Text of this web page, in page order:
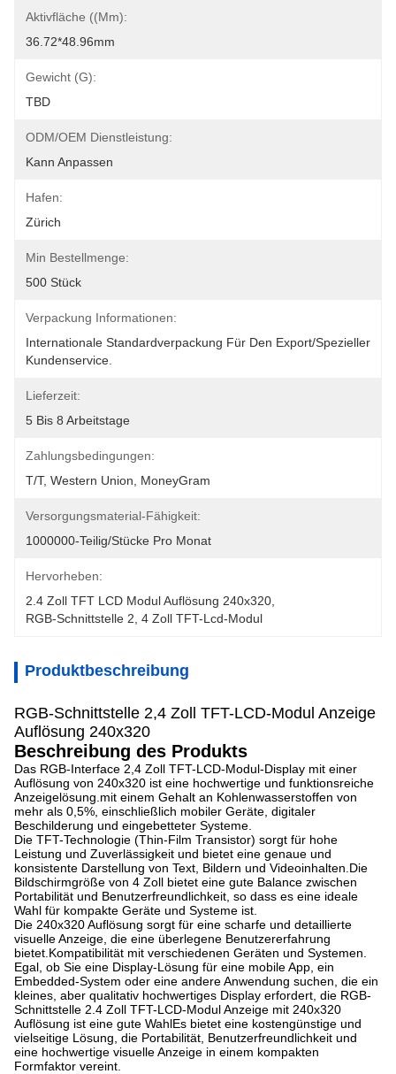
Aktivfläche ((mm):
36.72*48.96mm
Gewicht (G):
TBD
ODM/OEM Dienstleistung:
Kann Anpassen
Hafen:
Zürich
Min Bestellmenge:
500 Stück
Verpackung Informationen:
Internationale Standardverpackung Für Den Export/spezieller
Kundenservice.
Lieferzeit:
5 Bis 8 Arbeitstage
Zahlungsbedingungen:
T/T, Western Union, MoneyGram
Versorgungsmaterial-Fähigkeit:
1000000-Teilig/Stücke Pro Monat
Hervorheben:
2.4 Zoll TFT LCD Modul Auflösung 240x320
RGB-Schnittstelle 2 4 Zoll TFT-Lcd-Modul
Produktbeschreibung
RGB-Schnittstelle 2,4 Zoll TFT-LCD-Modul Anzeige
Auflösung 240x320
Beschreibung des Produkts
Das RGB-Interface 2,4 Zoll TFT-LCD-Modul-Display mit einer
Auflösung von 240x320 ist eine hochwertige und funktionsreiche
Anzeigelösung.mit einem Gehalt an Kohlenwasserstoffen von
mehr als 0,5%, einschließlich mobiler Geräte, digitaler
Beschilderung und eingebetteter Systeme.
Die TFT-Technologie (Thin-Film Transistor) sorgt für hohe
Leistung und Zuverlässigkeit und bietet eine genaue und
konsistente Darstellung von Text, Bildern und Videoinhalten.Die
Bildschirmgröße von 4 Zoll bietet eine gute Balance zwischen
Portabilität und Benutzerfreundlichkeit, so dass es eine ideale
Wahl für kompakte Geräte und Systeme ist.
Die 240x320 Auflösung sorgt für eine scharfe und detaillierte
visuelle Anzeige, die eine überlegene Benutzererfahrung
bietet.Kompatibilität mit verschiedenen Geräten und Systemen.
Egal, ob Sie eine Display-Lösung für eine mobile App, ein
Embedded-System oder eine andere Anwendung suchen, die ein
kleines, aber qualitativ hochwertiges Display erfordert, die RGB-
Schnittstelle 2.4 Zoll TFT-LCD-Modul Anzeige mit 240x320
Auflösung ist eine gute WahlEs bietet eine kostengünstige und
vielseitige Lösung, die Portabilität, Benutzerfreundlichkeit und
eine hochwertige visuelle Anzeige in einem kompakten
Formfaktor vereint.